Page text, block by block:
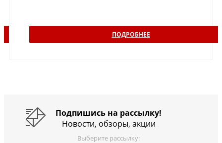
ПОДРОБНЕЕ
Подпишись на рассылку!
Новости, обзоры, акции
Выберите рассылку: